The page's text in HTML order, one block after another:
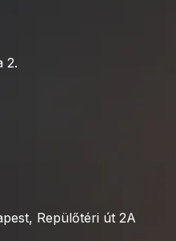
2.
Repülőtéri út 2A